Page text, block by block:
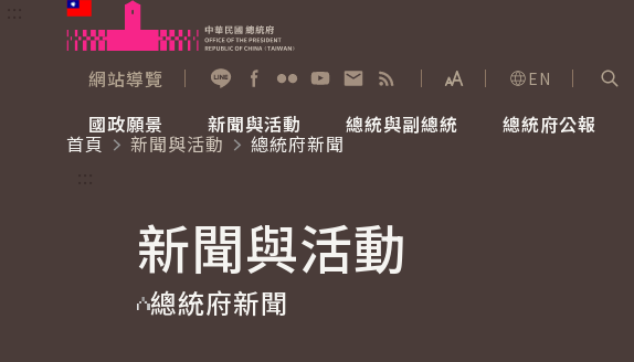
跳到主要內容
網站導覽
展開字級選單
EN
國政願景
國家氣候變遷對策委員會
重要談話
新聞與活動
總統府新聞
影音頻道
總統與副總統
賴清德總統
總統府公報
參觀資訊
首頁
新聞與活動
總統府新聞
新聞與活動
總統府新聞